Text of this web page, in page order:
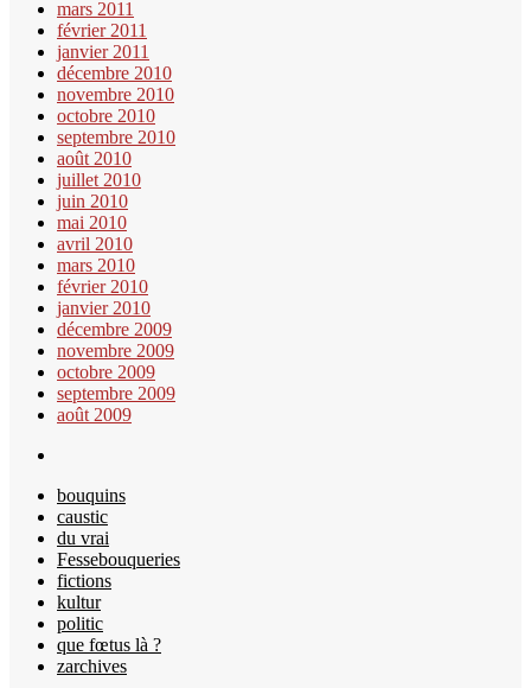
mars 2011
février 2011
janvier 2011
décembre 2010
novembre 2010
octobre 2010
septembre 2010
août 2010
juillet 2010
juin 2010
mai 2010
avril 2010
mars 2010
février 2010
janvier 2010
décembre 2009
novembre 2009
octobre 2009
septembre 2009
août 2009
bouquins
caustic
du vrai
Fessebouqueries
fictions
kultur
politic
que fœtus là ?
zarchives